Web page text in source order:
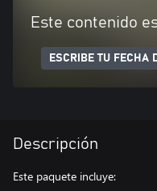
Este contenido
ESCRIBE TU FECHA
Descripción
Este paquete incluye: